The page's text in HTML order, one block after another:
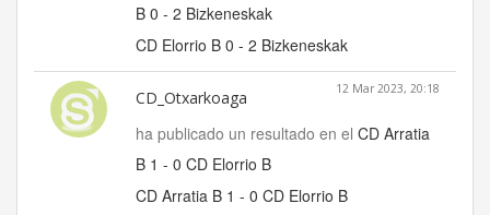
B 0 - 2 Bizkeneskak
CD Elorrio B 0 - 2 Bizkeneskak
CD_Otxarkoaga 12 Mar 2023, 20:18
ha publicado un resultado en el CD Arratia
B 1 - 0 CD Elorrio B
CD Arratia B 1 - 0 CD Elorrio B